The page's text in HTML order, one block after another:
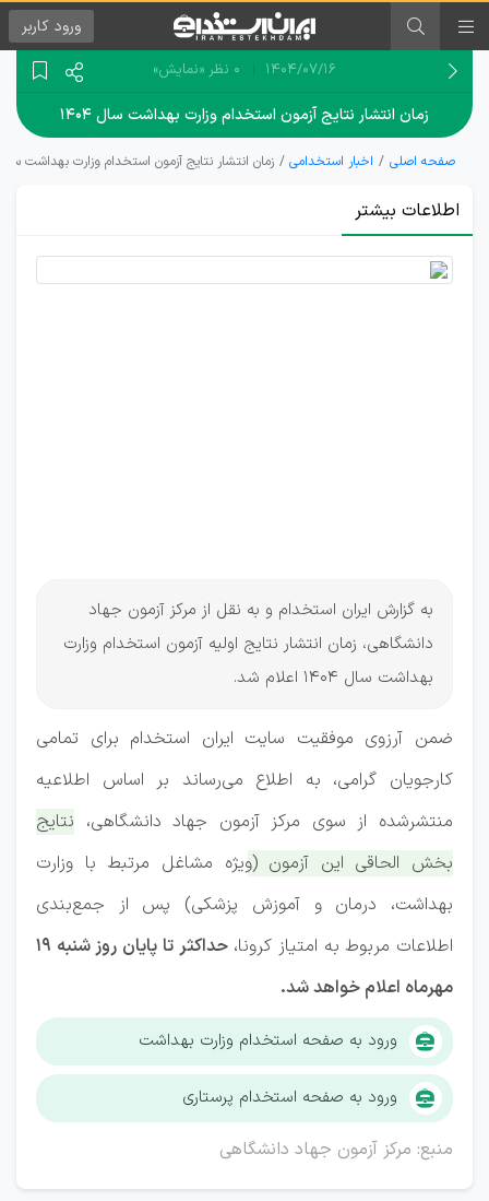
ورود کاربر
۱۴۰۴/۰۷/۱۶ 0 نظر «نمایش»
زمان انتشار نتایج آزمون استخدام وزارت بهداشت سال ۱۴۰۴
صفحه اصلی اخبار استخدامی زمان انتشار نتایج آزمون استخدام وزارت بهداشت سال
اطلاعات بیشتر
اعلام
به گزارش ایران استخدام و به نقل از مرکز آزمون جهاد
دانشگاهی، زمان انتشار نتایج اولیه آزمون استخدام وزارت
بهداشت سال 1404 اعلام شد.
ضمن آرزوی موفقیت سایت ایران استخدام برای تمامی
کارجویان گرامی، به اطلاع می‌رساند بر اساس اطلاعیه
منتشرشده از سوی مرکز آزمون جهاد دانشگاهی، نتایج
بخش الحاقی این آزمون (ویژه مشاغل مرتبط با وزارت
بهداشت، درمان و آموزش پزشکی) پس از جمع‌بندی
اطلاعات مربوط به امتیاز کرونا،
حداکثر تا پایان روز شنبه ۱۹
مهرماه اعلام خواهد شد.
ورود به صفحه استخدام وزارت بهداشت
ورود به صفحه استخدام پرستاری
منبع: مرکز آزمون جهاد دانشگاهی